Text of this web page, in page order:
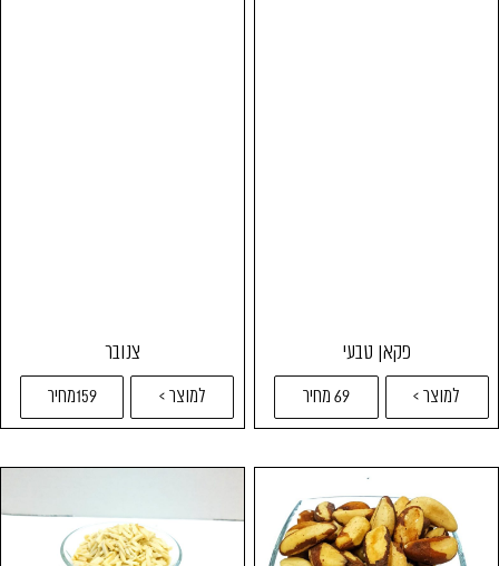
פקאן טבעי
למוצר > 69 מחיר
צנובר
למוצר > 159מחיר